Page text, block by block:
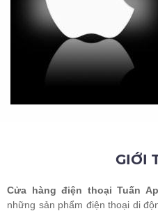
GIỚI
Cửa hàng điện thoại Tuấn
những sản phẩm điện thoại di